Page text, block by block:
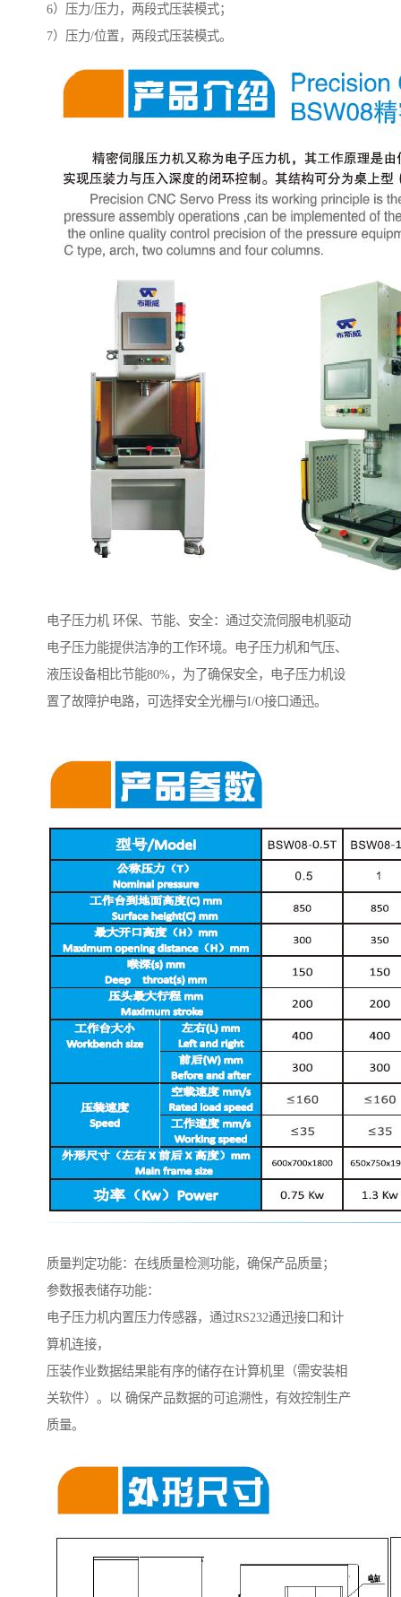
6）压力/压力，两段式压装模式；
7）压力/位置，两段式压装模式。
电子压力机 环保、节能、安全：通过交流伺服电机驱动
电子压力能提供洁净的工作环境。电子压力机和气压、
液压设备相比节能80%，为了确保安全，电子压力机设
置了故障护电路，可选择安全光栅与I/O接口通迅。
质量判定功能：在线质量检测功能，确保产品质量；
参数报表储存功能：
电子压力机内置压力传感器，通过RS232通迅接口和计
算机连接，
压装作业数据结果能有序的储存在计算机里（需安装相
关软件）。以 确保产品数据的可追溯性，有效控制生产
质量。